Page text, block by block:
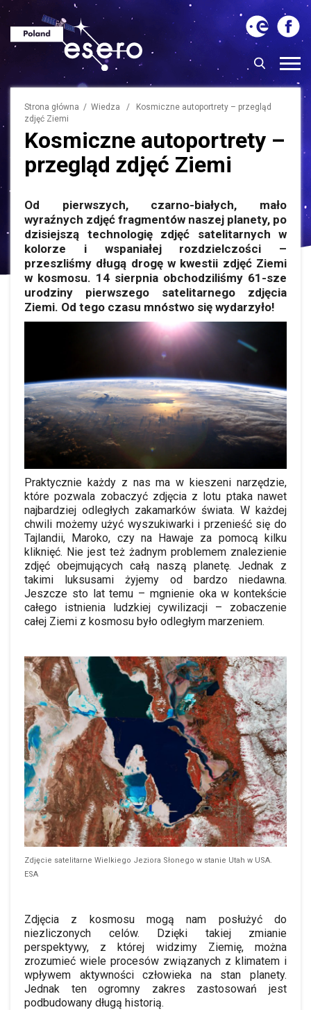
Strona główna / Wiedza / Kosmiczne autoportrety – przegląd
zdjęć Ziemi
Kosmiczne autoportrety –
przegląd zdjęć Ziemi
Od pierwszych, czarno-białych, mało
wyraźnych zdjęć fragmentów naszej planety, po
dzisiejszą technologię zdjęć satelitarnych w
kolorze i wspaniałej rozdzielczości –
przeszliśmy długą drogę w kwestii zdjęć Ziemi
w kosmosu. 14 sierpnia obchodziliśmy 61-sze
urodziny pierwszego satelitarnego zdjęcia
Ziemi. Od tego czasu mnóstwo się wydarzyło!
Praktycznie każdy z nas ma w kieszeni narzędzie,
które pozwala zobaczyć zdjęcia z lotu ptaka nawet
najbardziej odległych zakamarków świata. W każdej
chwili możemy użyć wyszukiwarki i przenieść się do
Tajlandii, Maroko, czy na Hawaje za pomocą kilku
kliknięć. Nie jest też żadnym problemem znalezienie
zdjęć obejmujących całą naszą planetę. Jednak z
takimi luksusami żyjemy od bardzo niedawna.
Jeszcze sto lat temu – mgnienie oka w kontekście
całego istnienia ludzkiej cywilizacji – zobaczenie
całej Ziemi z kosmosu było odległym marzeniem.
Zdjęcie satelitarne Wielkiego Jeziora Słonego w stanie Utah w USA.
ESA
Zdjęcia z kosmosu mogą nam posłużyć do
niezliczonych celów. Dzięki takiej zmianie
perspektywy, z której widzimy Ziemię, można
zrozumieć wiele procesów związanych z klimatem i
wpływem aktywności człowieka na stan planety.
Jednak ten ogromny zakres zastosowań jest
podbudowany długą historią.